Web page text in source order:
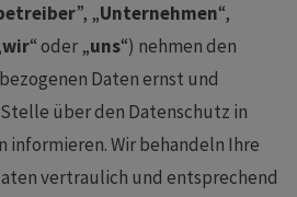
”, „Unternehmen“,
wir“ oder „uns“) nehmen den
Daten ernst und
über den Datenschutz in
informieren. Wir behandeln Ihre
vertraulich und entsprechend